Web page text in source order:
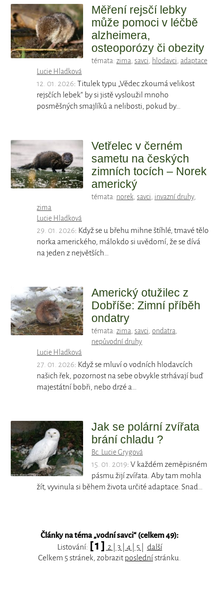
Měření rejsčí lebky
může pomoci v léčbě
alzheimera,
osteoporózy či obezity
témata: zima, savci, hlodavci, adaptace
Lucie Hladková
12. 01. 2026: Titulek typu „Vědec zkoumá velikost
rejsčích lebek“ by si jistě vysloužil mnoho
posměšných smajlíků a nelibosti, pokud by…
Vetřelec v černém
sametu na českých
zimních tocích – Norek
americký
témata: norek, savci, invazní druhy,
zima
Lucie Hladková
29. 01. 2026: Když se u břehu mihne štíhlé, tmavé tělo
norka amerického, málokdo si uvědomí, že se dívá
na jeden z největších…
Americký otužilec z
Dobříše: Zimní příběh
ondatry
témata: zima, savci, ondatra,
nepůvodní druhy
Lucie Hladková
27. 01. 2026: Když se mluví o vodních hlodavcích
našich řek, pozornost na sebe obvykle strhávají buď
majestátní bobři, nebo drzé a…
Jak se polární zvířata
brání chladu ?
Bc. Lucie Grygová
15. 01. 2019: V každém zeměpisném
pásmu žijí zvířata. Aby tam mohla
žít, vyvinula si během života určité adaptace. Snad…
Články na téma „vodní savci“ (celkem 49):
Listování: [ 1 ] 2 3 4 5
další
Celkem 5 stránek, zobrazitposlednístránku.